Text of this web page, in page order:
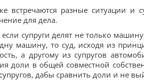
встречаются разные ситуации и
для дела.
супруги делят не только
машину, то суд, исходя из
а другому из супругов
доли в общей совместной
дабы сравнить доли и не